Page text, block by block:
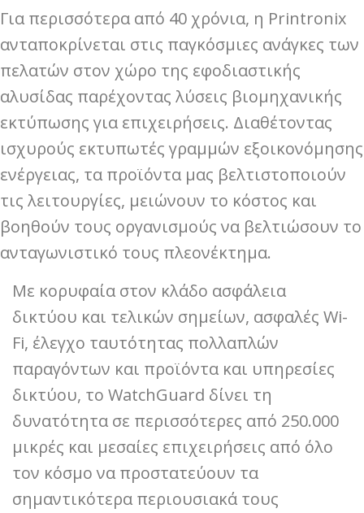
Για περισσότερα από 40 χρόνια, η Printronix
ανταποκρίνεται στις παγκόσμιες ανάγκες των
πελατών στον χώρο της εφοδιαστικής
αλυσίδας παρέχοντας λύσεις βιομηχανικής
εκτύπωσης για επιχειρήσεις. Διαθέτοντας
ισχυρούς εκτυπωτές γραμμών εξοικονόμησης
ενέργειας, τα προϊόντα μας βελτιστοποιούν
τις λειτουργίες, μειώνουν το κόστος και
βοηθούν τους οργανισμούς να βελτιώσουν το
ανταγωνιστικό τους πλεονέκτημα.
Με κορυφαία στον κλάδο ασφάλεια
δικτύου και τελικών σημείων, ασφαλές Wi-
Fi, έλεγχο ταυτότητας πολλαπλών
παραγόντων και προϊόντα και υπηρεσίες
δικτύου, το WatchGuard δίνει τη
δυνατότητα σε περισσότερες από 250.000
μικρές και μεσαίες επιχειρήσεις από όλο
τον κόσμο να προστατεύουν τα
σημαντικότερα περιουσιακά τους